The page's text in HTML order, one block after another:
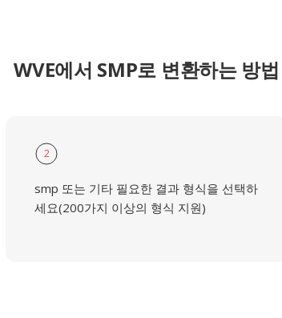
WVE에서 SMP로 변환하는 방법
2
smp 또는 기타 필요한 결과 형식을 선택하
세요(200가지 이상의 형식 지원)